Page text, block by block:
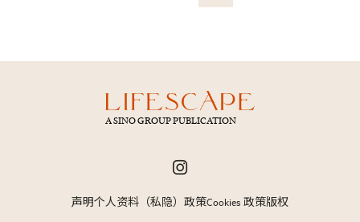
A SINO GROUP PUBLICATION
声明个人资料（私隐）政策Cookies 政策版权